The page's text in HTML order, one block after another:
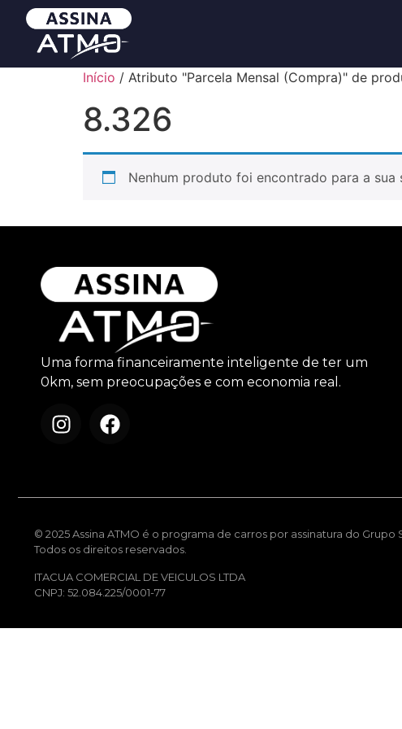
Início / Atributo "Parcela Mensal (Compra)" de
8.326
Nenhum produto foi encontrado para a sua
Uma forma financeiramente inteligente de ter um
0km, sem preocupações e com economia real.
© 2025 Assina ATMO é o programa de carros por assinatura do Grupo
Todos os direitos reservados.
ITACUA COMERCIAL DE VEICULOS LTDA
CNPJ: 52.084.225/0001-77